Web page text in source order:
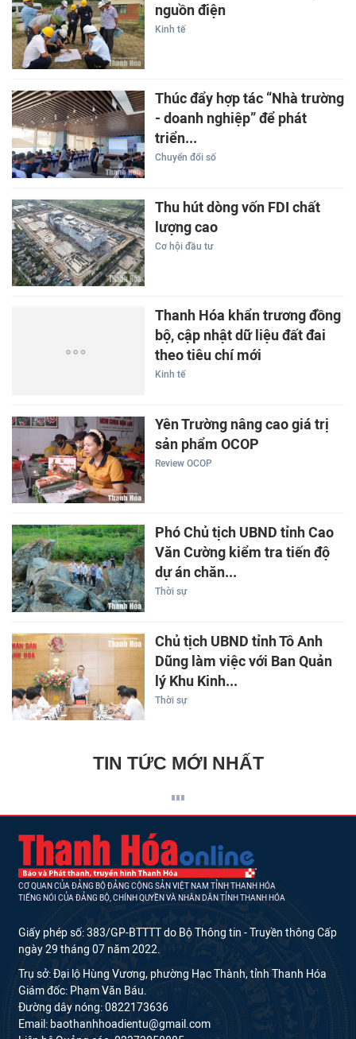
nguồn điện
Kinh tế
Thúc đẩy hợp tác “Nhà trường
- doanh nghiệp” để phát
triển...
Chuyển đổi số
Thu hút dòng vốn FDI chất
lượng cao
Cơ hội đầu tư
Thanh Hóa khẩn trương đồng
bộ, cập nhật dữ liệu đất đai
theo tiêu chí mới
Kinh tế
Yên Trường nâng cao giá trị
sản phẩm OCOP
Review OCOP
Phó Chủ tịch UBND tỉnh Cao
Văn Cường kiểm tra tiến độ
dự án chăn...
Thời sự
Chủ tịch UBND tỉnh Tô Anh
Dũng làm việc với Ban Quản
lý Khu Kinh...
Thời sự
TIN TỨC MỚI NHẤT
CƠ QUAN CỦA ĐẢNG BỘ ĐẢNG CỘNG SẢN VIỆT NAM TỈNH THANH HÓA
TIẾNG NÓI CỦA ĐẢNG BỘ, CHÍNH QUYỀN VÀ NHÂN DÂN TỈNH THANH HÓA
Giấy phép số: 383/GP-BTTTT do Bộ Thông tin - Truyền thông Cấp
ngày 29 tháng 07 năm 2022.
Trụ sở: Đại lộ Hùng Vương, phường Hạc Thành, tỉnh Thanh Hóa
Giám đốc: Phạm Văn Báu.
Đường dây nóng: 0822173636
Email: baothanhhoadientu@gmail.com